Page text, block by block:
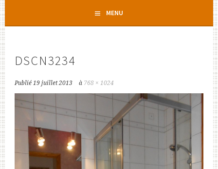
contenu
MENU
DSCN3234
Publié19 juillet 2013 à 768 × 1024